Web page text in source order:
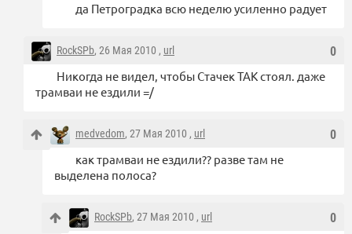
да Петроградка всю неделю усиленно радует
0
RockSPb, 26 Мая 2010 , url
Никогда не видел, чтобы Стачек ТАК стоял. даже
трамваи не ездили =/
0
medvedom, 27 Мая 2010 , url
как трамваи не ездили?? разве там не
выделена полоса?
0
RockSPb, 27 Мая 2010 , url